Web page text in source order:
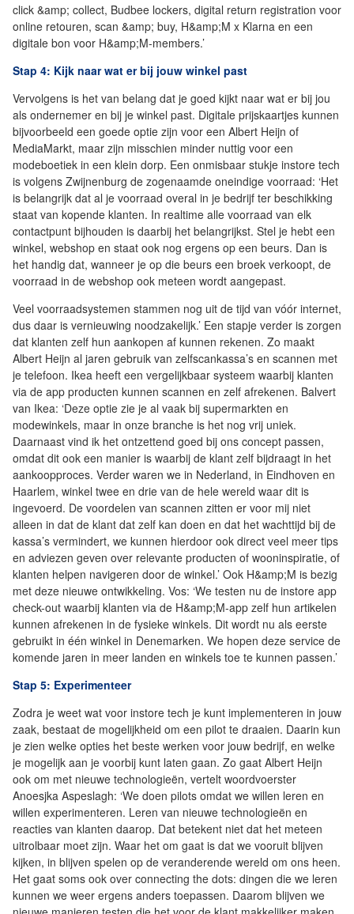
click &amp; collect, Budbee lockers, digital return registration voor
online retouren, scan &amp; buy, H&amp;M x Klarna en een
digitale bon voor H&amp;M-members.’
Stap 4: Kijk naar wat er bij jouw winkel past
Vervolgens is het van belang dat je goed kijkt naar wat er bij jou
als ondernemer en bij je winkel past. Digitale prijskaartjes kunnen
bijvoorbeeld een goede optie zijn voor een Albert Heijn of
MediaMarkt, maar zijn misschien minder nuttig voor een
modeboetiek in een klein dorp. Een onmisbaar stukje instore tech
is volgens Zwijnenburg de zogenaamde oneindige voorraad: ‘Het
is belangrijk dat al je voorraad overal in je bedrijf ter beschikking
staat van kopende klanten. In realtime alle voorraad van elk
contactpunt bijhouden is daarbij het belangrijkst. Stel je hebt een
winkel, webshop en staat ook nog ergens op een beurs. Dan is
het handig dat, wanneer je op die beurs een broek verkoopt, de
voorraad in de webshop ook meteen wordt aangepast.
Veel voorraadsystemen stammen nog uit de tijd van vóór internet,
dus daar is vernieuwing noodzakelijk.’ Een stapje verder is zorgen
dat klanten zelf hun aankopen af kunnen rekenen. Zo maakt
Albert Heijn al jaren gebruik van zelfscankassa’s en scannen met
je telefoon. Ikea heeft een vergelijkbaar systeem waarbij klanten
via de app producten kunnen scannen en zelf afrekenen. Balvert
van Ikea: ‘Deze optie zie je al vaak bij supermarkten en
modewinkels, maar in onze branche is het nog vrij uniek.
Daarnaast vind ik het ontzettend goed bij ons concept passen,
omdat dit ook een manier is waarbij de klant zelf bijdraagt in het
aankoopproces. Verder waren we in Nederland, in Eindhoven en
Haarlem, winkel twee en drie van de hele wereld waar dit is
ingevoerd. De voordelen van scannen zitten er voor mij niet
alleen in dat de klant dat zelf kan doen en dat het wachttijd bij de
kassa’s vermindert, we kunnen hierdoor ook direct veel meer tips
en adviezen geven over relevante producten of wooninspiratie, of
klanten helpen navigeren door de winkel.’ Ook H&amp;M is bezig
met deze nieuwe ontwikkeling. Vos: ‘We testen nu de instore app
check-out waarbij klanten via de H&amp;M-app zelf hun artikelen
kunnen afrekenen in de fysieke winkels. Dit wordt nu als eerste
gebruikt in één winkel in Denemarken. We hopen deze service de
komende jaren in meer landen en winkels toe te kunnen passen.’
Stap 5: Experimenteer
Zodra je weet wat voor instore tech je kunt implementeren in jouw
zaak, bestaat de mogelijkheid om een pilot te draaien. Daarin kun
je zien welke opties het beste werken voor jouw bedrijf, en welke
je mogelijk aan je voorbij kunt laten gaan. Zo gaat Albert Heijn
ook om met nieuwe technologieën, vertelt woordvoerster
Anoesjka Aspeslagh: ‘We doen pilots omdat we willen leren en
willen experimenteren. Leren van nieuwe technologieën en
reacties van klanten daarop. Dat betekent niet dat het meteen
uitrolbaar moet zijn. Waar het om gaat is dat we vooruit blijven
kijken, in blijven spelen op de veranderende wereld om ons heen.
Het gaat soms ook over connecting the dots: dingen die we leren
kunnen we weer ergens anders toepassen. Daarom blijven we